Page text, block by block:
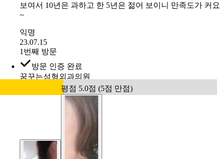
보여서 10년은 과하고 한 5년은 젊어 보이니 만족도가 커요
~
익명
23.07.15
1번째 방문
방문 인증 완료
꿈꾸는성형외과의원
평점 5.0점 (5점 만점)